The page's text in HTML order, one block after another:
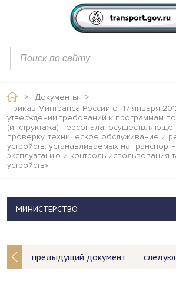
> Документы
>
Приказ Минтранса России от 17 января
утверждении требований к программам
(инструктажа) персонала,
проверку, техническое обслуживание и
устройств, устанавливаемых на
эксплуатацию и контроль использования
устройств»
предыдущий документ
МИНИСТЕРСТВО